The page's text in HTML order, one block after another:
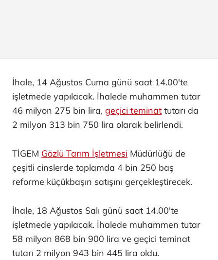
İhale, 14 Ağustos Cuma günü saat 14.00'te
işletmede yapılacak. İhalede muhammen tutar
46 milyon 275 bin lira, geçici teminat tutarı da
2 milyon 313 bin 750 lira olarak belirlendi.
TİGEM Gözlü Tarım İşletmesi Müdürlüğü de
çeşitli cinslerde toplamda 4 bin 250 baş
reforme küçükbaşın satışını gerçekleştirecek.
İhale, 18 Ağustos Salı günü saat 14.00'te
işletmede yapılacak. İhalede muhammen tutar
58 milyon 868 bin 900 lira ve geçici teminat
tutarı 2 milyon 943 bin 445 lira oldu.